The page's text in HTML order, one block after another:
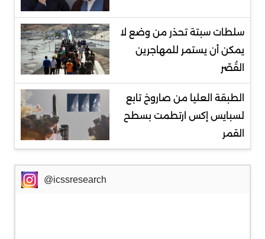
سلطات سبتة تحذر من وضع لا
يمكن أن يستمر للمهاجرين
القُصّر
الطبقة العليا من صاروخ تابع
لسبايس إكس ارتطمت بسطح
القمر
@icssresearch